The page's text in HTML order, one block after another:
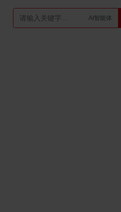
Python
AI智能体